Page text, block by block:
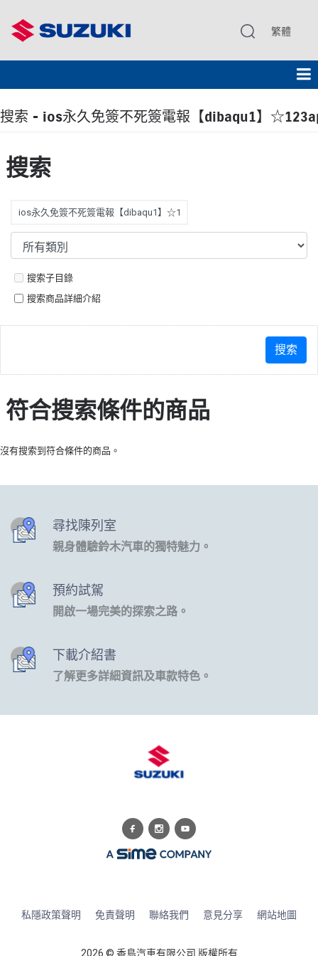
繁體
搜索 - ios永久免簽不死簽電報【dibaqu1】
搜索
搜索子目錄
搜索商品詳細介紹
符合搜索條件的商品
沒有搜索到符合條件的商品。
尋找陳列室
親身體驗鈴木汽車的獨特魅力。
預約試駕
開啟一場完美的探索之路。
下載介紹書
了解更多詳細資訊及車款特色。
私隱政策聲明 免責聲明 聯絡我們 意見分享 網站地圖
2026 © 香島汽車有限公司 版權所有